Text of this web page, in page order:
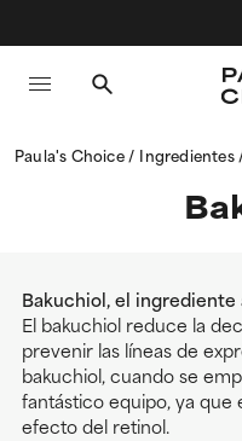
Paula's Choice Ingredientes
Bakuchiol, el
El bakuchiol reduce la
prevenir las líneas de
bakuchiol, cuando se
fantástico equipo, ya que
efecto del retinol.